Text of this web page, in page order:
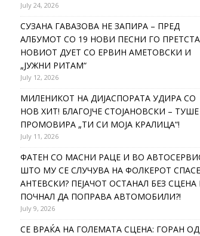
July 24, 2026
СУЗАНА ГАВАЗОВА НЕ ЗАПИРА – ПРЕД
АЛБУМОТ СО 19 НОВИ ПЕСНИ ГО
НОВИОТ ДУЕТ СО ЕРВИН АМЕТОВСКИ И
„ЈУЖНИ РИТАМ“
July 12, 2026
МИЛЕНИКОТ НА ДИЈАСПОРАТА УДИРА СО
НОВ ХИТ! БЛАГОЈЧЕ СТОЈАНОВСКИ – ТУШЕ
ПРОМОВИРА „ТИ СИ МОЈА КРАЛИЦА“!
July 11, 2026
ФАТЕН СО МАСНИ РАЦЕ И ВО
ШТО МУ СЕ СЛУЧУВА НА ФОЛКЕРОТ СПАСЕ
АНТЕВСКИ? ПЕЈАЧОТ ОСТАНАЛ БЕЗ СЦЕНА
ПОЧНАЛ ДА ПОПРАВА АВТОМОБИЛИ?!
July 9, 2026
СЕ ВРАЌА НА ГОЛЕМАТА СЦЕНА: ГОРАН ОД